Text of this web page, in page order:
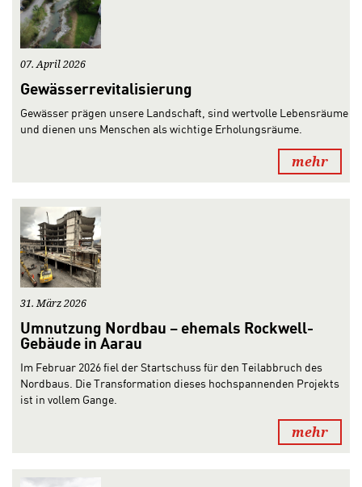
07. April 2026
Gewässerrevitalisierung
Gewässer prägen unsere Landschaft, sind wertvolle Lebensräume
und dienen uns Menschen als wichtige Erholungsräume.
mehr
31. März 2026
Umnutzung Nordbau – ehemals Rockwell-
Gebäude in Aarau
Im Februar 2026 fiel der Startschuss für den Teilabbruch des
Nordbaus. Die Transformation dieses hochspannenden Projekts
ist in vollem Gange.
mehr